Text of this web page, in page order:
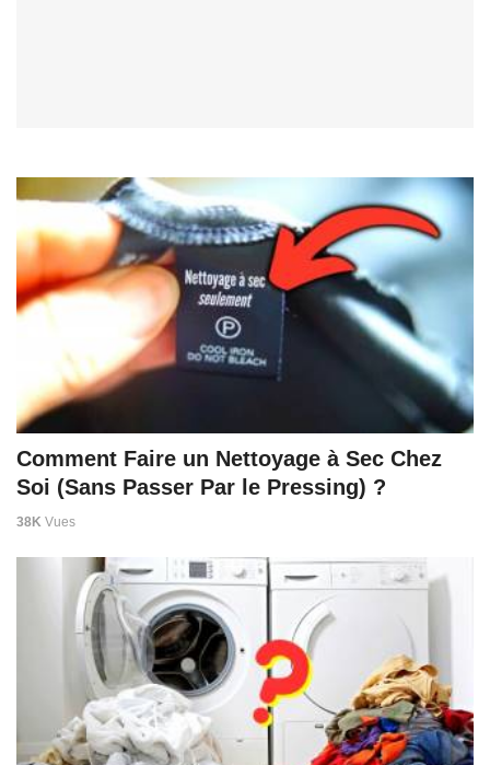
Comment Faire un Nettoyage à Sec Chez
Soi (Sans Passer Par le Pressing) ?
38K Vues